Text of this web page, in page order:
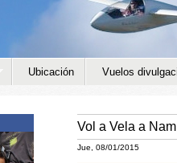
Vol a Vela a
Jue, 08/01/2015
Ubicación Vuelos